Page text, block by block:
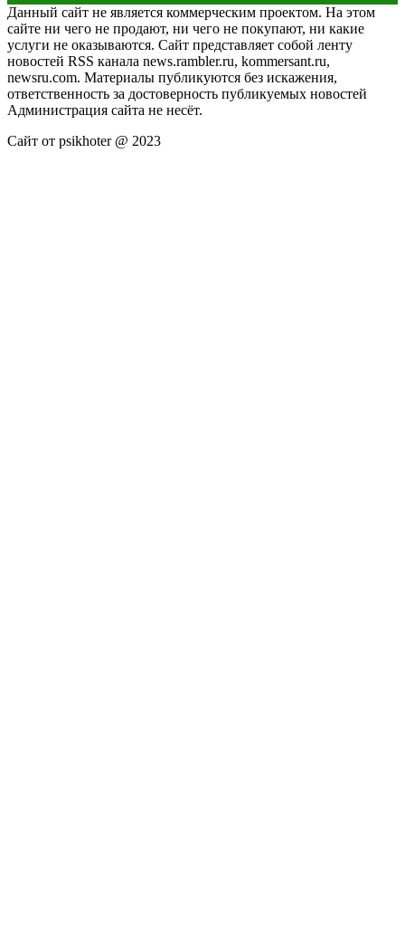
Данный сайт не является коммерческим проектом. На этом
сайте ни чего не продают, ни чего не покупают, ни какие
услуги не оказываются. Сайт представляет собой ленту
новостей RSS канала news.rambler.ru, kommersant.ru,
newsru.com. Материалы публикуются без искажения,
ответственность за достоверность публикуемых новостей
Администрация сайта не несёт.
Сайт от psikhoter @ 2023